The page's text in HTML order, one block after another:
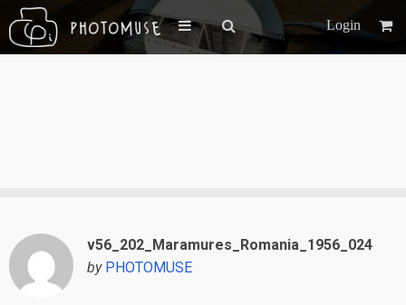
Login
v56_202_Maramures_Romania_1956_024
by PHOTOMUSE